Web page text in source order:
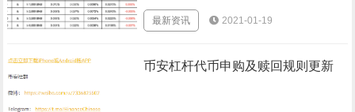
最新资讯 2021-01-19
币安杠杆代币申购及赎回规则更新